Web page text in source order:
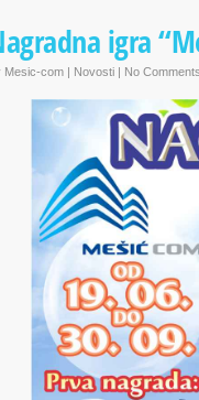
igra
Mesic-com | Novosti | No